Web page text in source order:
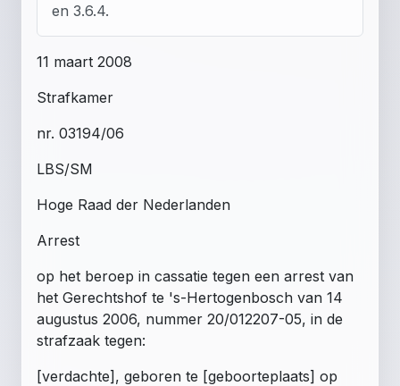
en 3.6.4.
11 maart 2008
Strafkamer
nr. 03194/06
LBS/SM
Hoge Raad der Nederlanden
Arrest
op het beroep in cassatie tegen een arrest van
het Gerechtshof te 's-Hertogenbosch van 14
augustus 2006, nummer 20/012207-05, in de
strafzaak tegen:
[verdachte], geboren te [geboorteplaats] op